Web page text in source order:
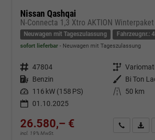
Nissan Qashqai
N-Connecta 1,3 Xtro AKTION
Neuwagen mit Tageszulassung Fahrzeugnr.:
sofort lieferbar Neuwagen mit Tageszulassung
Fahrzeugnr. 47804 Getriebe
Kraftstoff Benzin Außenfarbe
Leistung 116 kW (158 PS) Kilometerstand
50 km
01.10.2025
26.580,– €
incl. 19% MwSt.
Kontakt &